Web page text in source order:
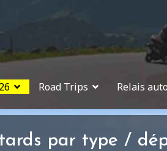
Road Trips Relais
par type /